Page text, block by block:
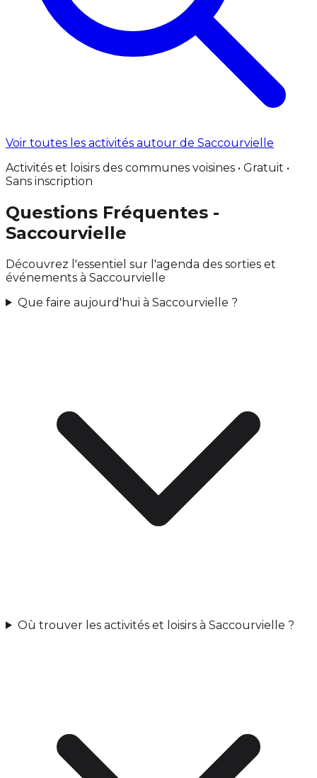
Voir toutes les activités autour de Saccourvielle
Activités et loisirs des communes voisines • Gratuit •
Sans inscription
Questions Fréquentes -
Saccourvielle
Découvrez l'essentiel sur l'agenda des sorties et
événements à Saccourvielle
Que faire aujourd'hui à Saccourvielle ?
Où trouver les activités et loisirs à Saccourvielle ?